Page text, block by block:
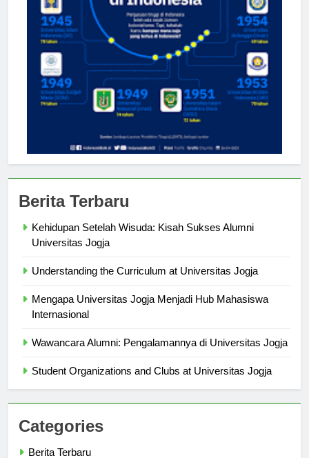
Kehidupan Setelah Wisuda: Kisah Sukses Alumni
Mengapa Universitas Jogja Menjadi Hub Mahasiswa
Categories